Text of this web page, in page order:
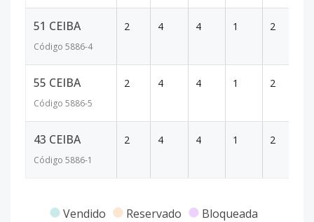
51 CEIBA
Código 5886-4
2 4 4 1 2
55 CEIBA
Código 5886-5
2 4 4 1 2
43 CEIBA
Código 5886-1
2 4 4 1 2
Vendido Reservado Bloqueada